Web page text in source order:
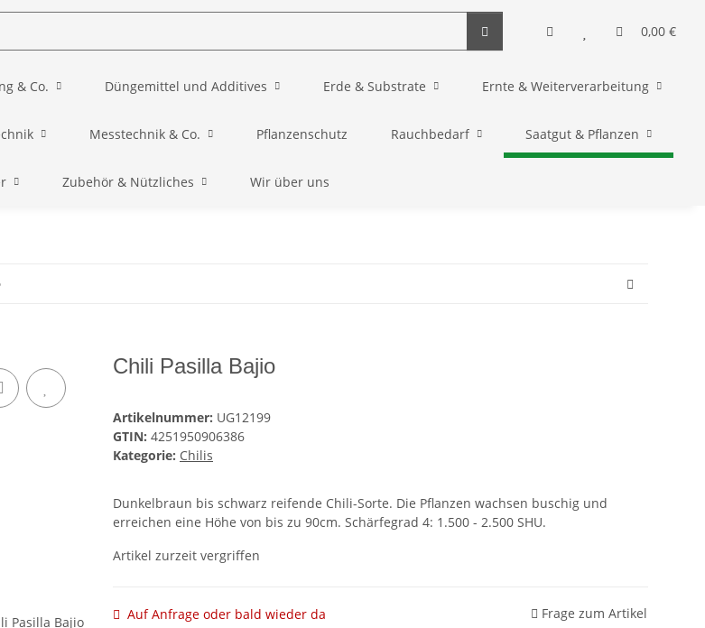
0,00 €
& Co. Düngemittel und Additives Erde & Substrate Ernte & Weiterverarbeitung
Messtechnik & Co. Pflanzenschutz Rauchbedarf Saatgut & Pflanzen
Zubehör & Nützliches Wir über uns
Chili Pasilla Bajio
Artikelnummer: UG12199
GTIN: 4251950906386
Kategorie: Chilis
Dunkelbraun bis schwarz reifende Chili-Sorte. Die Pflanzen wachsen buschig und
erreichen eine Höhe von bis zu 90cm. Schärfegrad 4: 1.500 - 2.500 SHU.
Artikel zurzeit vergriffen
Auf Anfrage oder bald wieder da Frage zum Artikel